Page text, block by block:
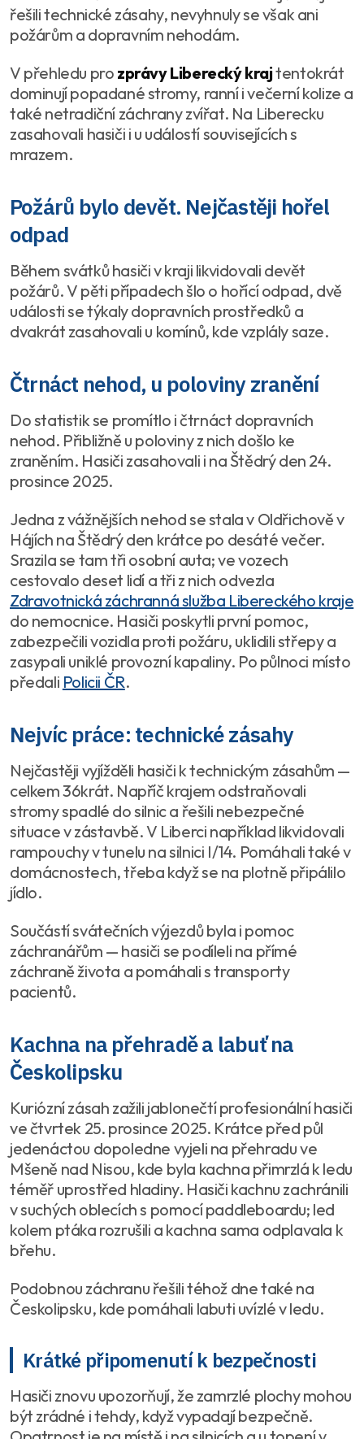
řešili technické zásahy, nevyhnuly se však ani
požárům a dopravním nehodám.
V přehledu pro zprávy Liberecký krajtentokrát
dominují popadané stromy, ranní i večerní kolize a
také netradiční záchrany zvířat. Na Liberecku
zasahovali hasiči i u událostí souvisejících s
mrazem.
Požárů bylo devět. Nejčastěji hořel
odpad
Během svátků hasiči v kraji likvidovali devět
požárů. V pěti případech šlo o hořící odpad, dvě
události se týkaly dopravních prostředků a
dvakrát zasahovali u komínů, kde vzplály saze.
Čtrnáct nehod, u poloviny zranění
Do statistik se promítlo i čtrnáct dopravních
nehod. Přibližně u poloviny z nich došlo ke
zraněním. Hasiči zasahovali i na Štědrý den 24.
prosince 2025.
Jedna z vážnějších nehod se stala v Oldřichově v
Hájích na Štědrý den krátce po desáté večer.
Srazila se tam tři osobní auta; ve vozech
cestovalo deset lidí a tři z nich odvezla
Zdravotnická záchranná služba Libereckého kraje
do nemocnice. Hasiči poskytli první pomoc,
zabezpečili vozidla proti požáru, uklidili střepy a
zasypali uniklé provozní kapaliny. Po půlnoci místo
předali Policii ČR.
Nejvíc práce: technické zásahy
Nejčastěji vyjížděli hasiči k technickým zásahům —
celkem 36krát. Napříč krajem odstraňovali
stromy spadlé do silnic a řešili nebezpečné
situace v zástavbě. V Liberci například likvidovali
rampouchy v tunelu na silnici I/14. Pomáhali také v
domácnostech, třeba když se na plotně připálilo
jídlo.
Součástí svátečních výjezdů byla i pomoc
záchranářům — hasiči se podíleli na přímé
záchraně života a pomáhali s transporty
pacientů.
Kachna na přehradě a labuť na
Českolipsku
Kuriózní zásah zažili jablonečtí profesionální hasiči
ve čtvrtek 25. prosince 2025. Krátce před půl
jedenáctou dopoledne vyjeli na přehradu ve
Mšeně nad Nisou, kde byla kachna přimrzlá k ledu
téměř uprostřed hladiny. Hasiči kachnu zachránili
v suchých oblecích s pomocí paddleboardu; led
kolem ptáka rozrušili a kachna sama odplavala k
břehu.
Podobnou záchranu řešili téhož dne také na
Českolipsku, kde pomáhali labuti uvízlé v ledu.
Krátké připomenutí k bezpečnosti
Hasiči znovu upozorňují, že zamrzlé plochy mohou
být zrádné i tehdy, když vypadají bezpečně.